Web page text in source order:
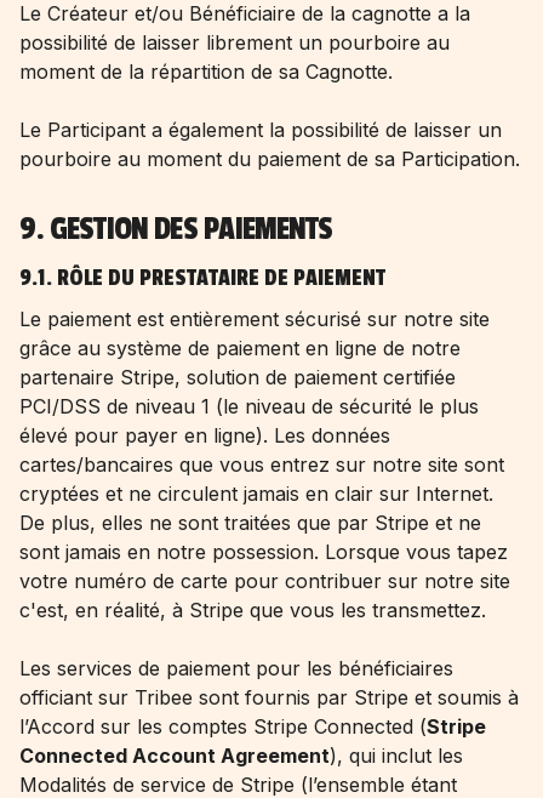
Le Créateur et/ou Bénéficiaire de la cagnotte a la
possibilité de laisser librement un pourboire au
moment de la répartition de sa Cagnotte.
Le Participant a également la possibilité de laisser un
pourboire au moment du paiement de sa Participation.
9. GESTION DES PAIEMENTS
9.1. RÔLE DU PRESTATAIRE DE PAIEMENT
Le paiement est entièrement sécurisé sur notre site
grâce au système de paiement en ligne de notre
partenaire Stripe, solution de paiement certifiée
PCI/DSS de niveau 1 (le niveau de sécurité le plus
élevé pour payer en ligne). Les données
cartes/bancaires que vous entrez sur notre site sont
cryptées et ne circulent jamais en clair sur Internet.
De plus, elles ne sont traitées que par Stripe et ne
sont jamais en notre possession. Lorsque vous tapez
votre numéro de carte pour contribuer sur notre site
c'est, en réalité, à Stripe que vous les transmettez.
Les services de paiement pour les bénéficiaires
officiant sur Tribee sont fournis par Stripe et soumis à
l’Accord sur les comptes Stripe Connected (Stripe
Connected Account Agreement), qui inclut les
Modalités de service de Stripe (l’ensemble étant